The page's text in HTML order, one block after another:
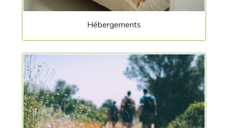
Hébergements